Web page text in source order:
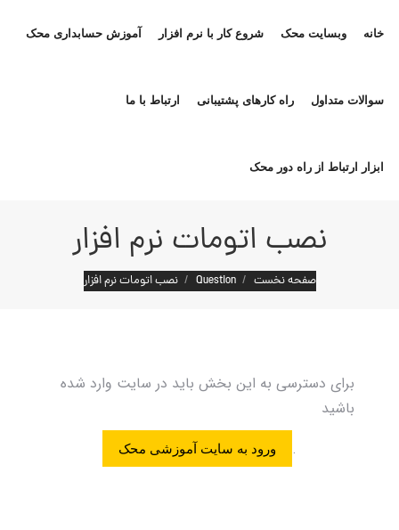
خانه وبسایت محک شروع کار با نرم افزار آموزش حسابداری محک
سوالات متداول راه کارهای پشتیبانی ارتباط با ما
ابزار ارتباط از راه دور محک
نصب اتومات نرم افزار
مکان شما:
صفحه نخست Question نصب اتومات نرم افزار
برای دسترسی به این بخش باید در سایت وارد شده
باشید
.
ورود به سایت آموزشی محک